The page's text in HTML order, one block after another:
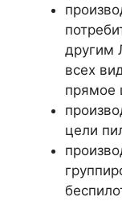
другим
всех
прямое
цели